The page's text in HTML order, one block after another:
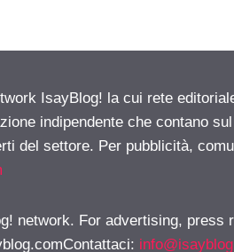
IsayBlog! la cui rete
indipendente che contano sul
del settore. Per pubblicità,
network. For advertising, press
: